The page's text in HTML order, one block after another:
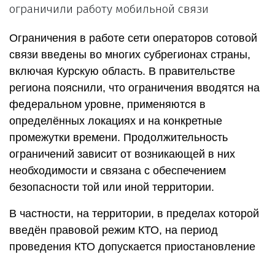
ограничили работу мобильной связи
Ограничения в работе сети операторов сотовой
связи введены во многих субрегионах страны,
включая Курскую область. В правительстве
региона пояснили, что ограничения вводятся на
федеральном уровне, применяются в
определённых локациях и на конкретные
промежутки времени. Продолжительность
ограничений зависит от возникающей в них
необходимости и связана с обеспечением
безопасности той или иной территории.
В частности, на территории, в пределах которой
введён правовой режим КТО, на период
проведения КТО допускается приостановление